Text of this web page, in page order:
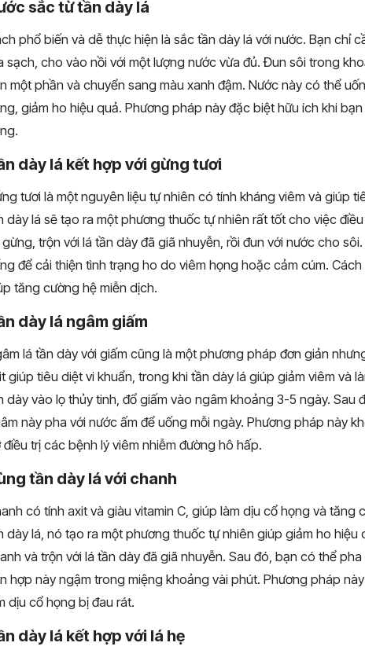
sắc từ tần dày lá
phổ biến và dễ thực hiện là sắc tần dày lá với nước. Bạn chỉ
sạch, cho vào nồi với một lượng nước vừa đủ. Đun sôi trong
một phần và chuyển sang màu xanh đậm. Nước này có thể
giảm ho hiệu quả. Phương pháp này đặc biệt hữu ích khi
dày lá kết hợp với gừng tươi
tươi là một nguyên liệu tự nhiên có tính kháng viêm và giúp
dày lá sẽ tạo ra một phương thuốc tự nhiên rất tốt cho việc
trộn với lá tần dày đã giã nhuyễn, rồi đun với nước cho
để cải thiện tình trạng ho do viêm họng hoặc cảm cúm.
tăng cường hệ miễn dịch.
dày lá ngâm giấm
lá tần dày với giấm cũng là một phương pháp đơn giản
giúp tiêu diệt vi khuẩn, trong khi tần dày lá giúp giảm viêm và
dày vào lọ thủy tinh, đổ giấm vào ngâm khoảng 3-5 ngày. Sau
này pha với nước ấm để uống mỗi ngày. Phương pháp này
điều trị các bệnh lý viêm nhiễm đường hô hấp.
tần dày lá với chanh
có tính axit và giàu vitamin C, giúp làm dịu cổ họng và tăng
dày lá, nó tạo ra một phương thuốc tự nhiên giúp giảm ho
và trộn với lá tần dày đã giã nhuyễn. Sau đó, bạn có thể
hợp này ngậm trong miệng khoảng vài phút. Phương pháp
dịu cổ họng bị đau rát.
dày lá kết hợp với lá hẹ